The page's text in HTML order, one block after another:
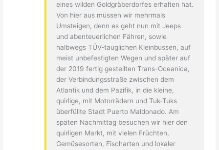
eines wilden Goldgräberdorfes erhalten hat.
Von hier aus müssen wir mehrmals
Umsteigen, denn es geht nun mit Jeeps
und abenteuerlichen Fähren, sowie
halbwegs TÜV-tauglichen Kleinbussen, auf
meist unbefestigten Wegen und später auf
der 2019 fertig gestellten Trans-Oceanica,
der Verbindungsstraße zwischen dem
Atlantik und dem Pazifik, in die kleine,
quirlige, mit Motorrädern und Tuk-Tuks
überfüllte Stadt Puerto Maldonado. Am
späten Nachmittag besuchen wir hier den
quirligen Markt, mit vielen Früchten,
Gemüsesorten, Fischarten und lokaler